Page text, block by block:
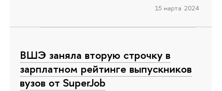
15 марта 2024
ВШЭ заняла вторую строчку в
зарплатном рейтинге выпускников
вузов от SuperJob